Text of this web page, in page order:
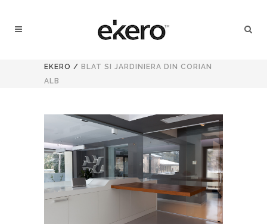
EKERO / BLAT SI JARDINIERA DIN CORIAN
ALB